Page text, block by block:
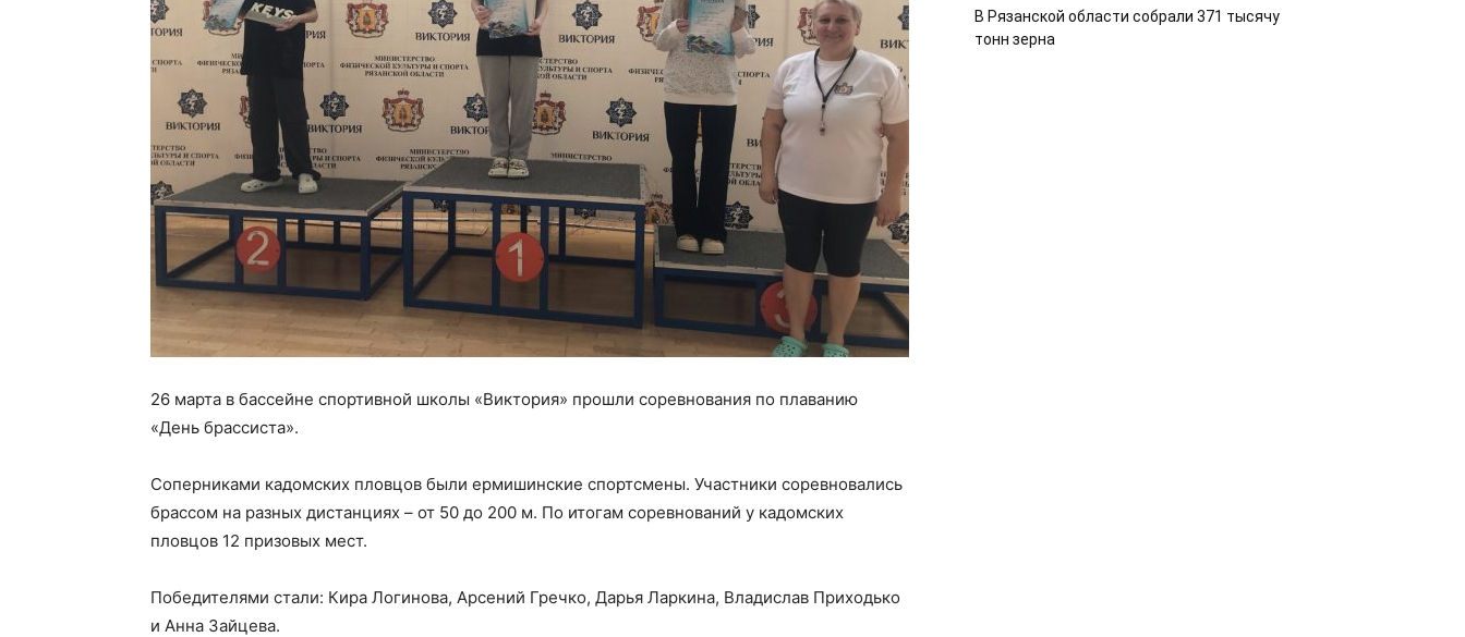
26 марта в бассейне спортивной школы «Виктория» прошли соревнования по плаванию
«День брассиста».
Соперниками кадомских пловцов были ермишинские спортсмены. Участники соревновались
брассом на разных дистанциях – от 50 до 200 м. По итогам соревнований у кадомских
пловцов 12 призовых мест.
Победителями стали: Кира Логинова, Арсений Гречко, Дарья Ларкина, Владислав Приходько
и Анна Зайцева.
В Рязанской области собрали 371 тысячу
тонн зерна